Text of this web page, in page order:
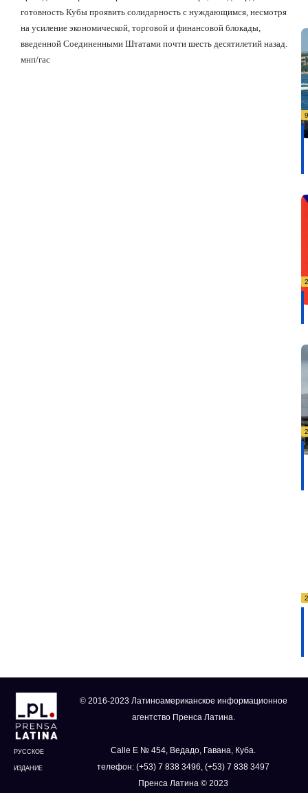
готовность Кубы проявить солидарность с нуждающимся, несмотря
на усиление экономической, торговой и финансовой блокады,
введенной Соединенными Штатами почти шесть десятилетий назад.
мнп/гас
РУССКОЕ
ИЗДАНИЕ
© 2016-2023 Латиноамериканское информационное
агентство Пренса Латина.
Calle E № 454, Ведадо, Гавана, Куба.
телефон: (+53) 7 838 3496, (+53) 7 838 3497
Пренса Латина © 2023